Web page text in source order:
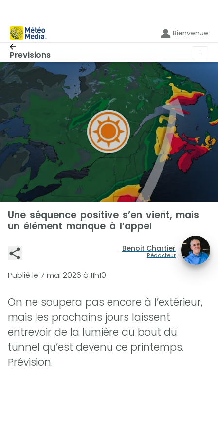
Bienvenue
Previsions ⋮
Une séquence positive s’en vient, mais
un élément manque à l’appel
Benoit Chartier
Rédacteur
Publié le 7 mai 2026 à 11h10
On ne soupera pas encore à l’extérieur,
mais les prochains jours laissent
entrevoir de la lumière au bout du
tunnel qu’est devenu ce printemps.
Prévision.